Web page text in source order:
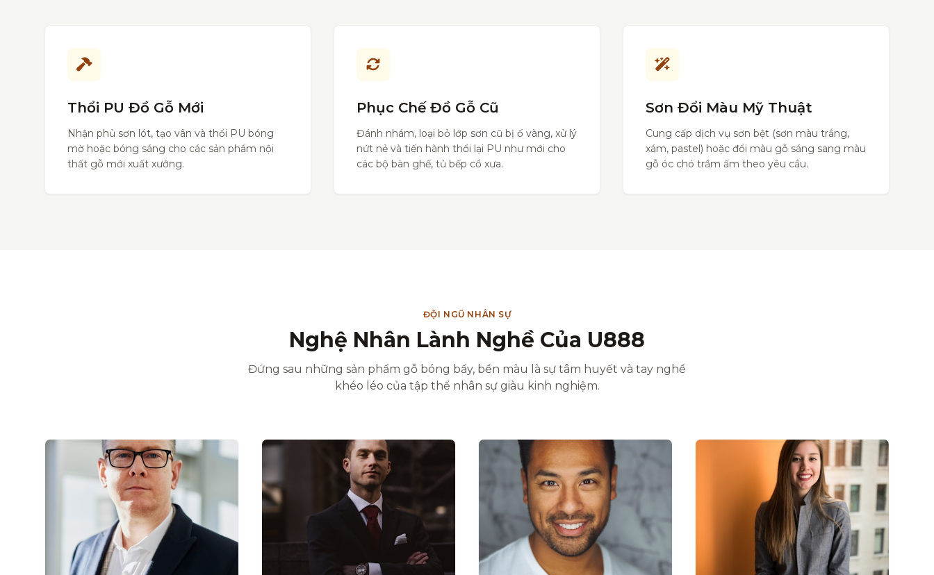
Thổi PU Đồ Gỗ Mới
Nhận phủ sơn lót, tạo vân và thổi PU bóng
mờ hoặc bóng sáng cho các sản phẩm nội
thất gỗ mới xuất xưởng.
Phục Chế Đồ Gỗ Cũ
Đánh nhám, loại bỏ lớp sơn cũ bị ố vàng, xử lý
nứt nẻ và tiến hành thổi lại PU như mới cho
các bộ bàn ghế, tủ bếp cổ xưa.
Sơn Đổi Màu Mỹ Thuật
Cung cấp dịch vụ sơn bệt (sơn màu trắng,
xám, pastel) hoặc đổi màu gỗ sáng sang màu
gỗ óc chó trầm ấm theo yêu cầu.
ĐỘI NGŨ NHÂN SỰ
Nghệ Nhân Lành Nghề Của U888
Đứng sau những sản phẩm gỗ bóng bẩy, bền màu là sự tâm huyết và tay nghề
khéo léo của tập thể nhân sự giàu kinh nghiệm.